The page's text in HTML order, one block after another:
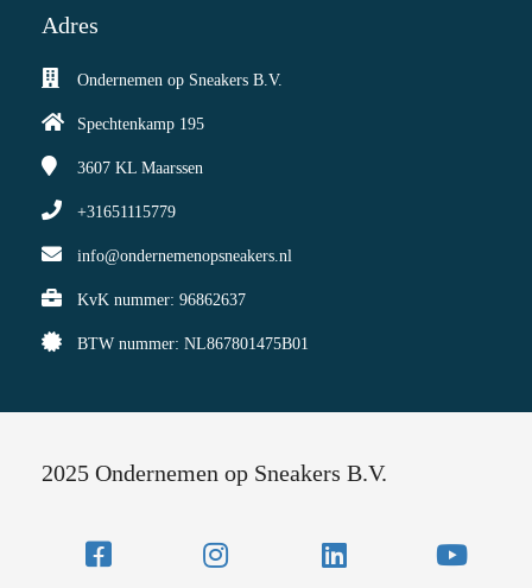
Adres
Ondernemen op Sneakers B.V.
Spechtenkamp 195
3607 KL Maarssen
+31651115779
info@ondernemenopsneakers.nl
KvK nummer: 96862637
BTW nummer: NL867801475B01
2025 Ondernemen op Sneakers B.V.